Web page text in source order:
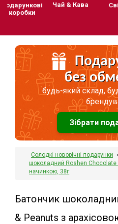
Подарункові
коробки
Чай & Кава
без
будь-який склад,
Зібрати
Солодкі новорічні подарунки ›
шоколадний Roshen Chocolate
начинкою, 38г
Батончик
& Peanuts з